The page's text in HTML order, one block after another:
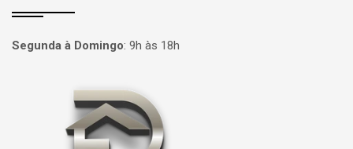
Segunda à Domingo: 9h às 18h
Página inicial